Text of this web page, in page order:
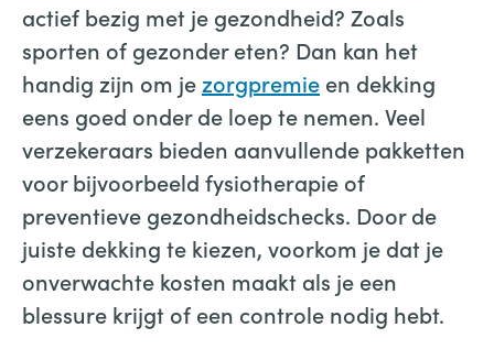
actief bezig met je gezondheid? Zoals
sporten of gezonder eten? Dan kan het
handig zijn om jezorgpremie en dekking
eens goed onder de loep te nemen. Veel
verzekeraars bieden aanvullende pakketten
voor bijvoorbeeld fysiotherapie of
preventieve gezondheidschecks. Door de
juiste dekking te kiezen, voorkom je dat je
onverwachte kosten maakt als je een
blessure krijgt of een controle nodig hebt.